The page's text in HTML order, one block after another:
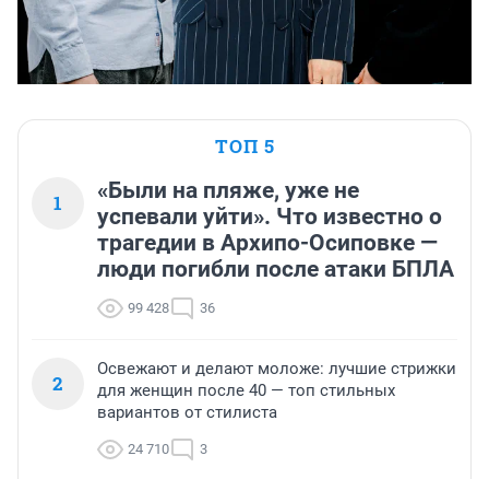
ТОП 5
1
«Были на пляже, уже не
успевали уйти». Что известно о
трагедии в Архипо-Осиповке —
люди погибли после атаки БПЛА
99 428 36
2
Освежают и делают моложе: лучшие стрижки
для женщин после 40 — топ стильных
вариантов от стилиста
24 710 3